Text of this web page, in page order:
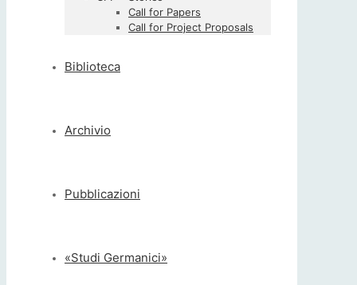
Call for Papers
Call for Project Proposals
Biblioteca
Archivio
Pubblicazioni
«Studi Germanici»